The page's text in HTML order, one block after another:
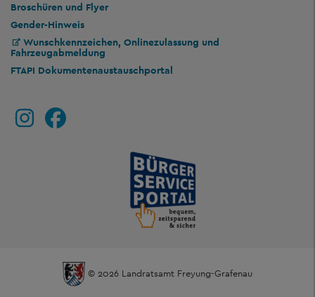
Broschüren und Flyer
Gender-Hinweis
Wunschkennzeichen, Onlinezulassung und
Fahrzeugabmeldung
FTAPI Dokumentenaustauschportal
© 2026 Landratsamt Freyung-Grafenau